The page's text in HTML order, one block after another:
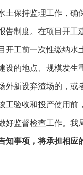
保持监理工作，确
制度。在项目开工
工前一次性缴纳水土
的地点、规模发生重
外新设弃渣场的，或
验收和投产使用前，
监督检查工作。我局
知事项，将承担相应